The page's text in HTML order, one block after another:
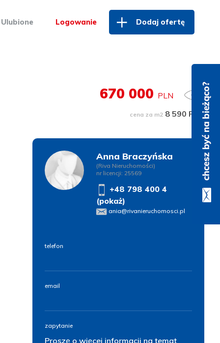
Ulubione Logowanie Dodaj ofertę
670 000 PLN
cena za m2 8 590 PLN
Anna Braczyńska
(Riva Nieruchomości)
nr licencji: 25569
+48 798 400 4
(pokaż)
ania@rivanieruchomosci.pl
telefon
email
zapytanie